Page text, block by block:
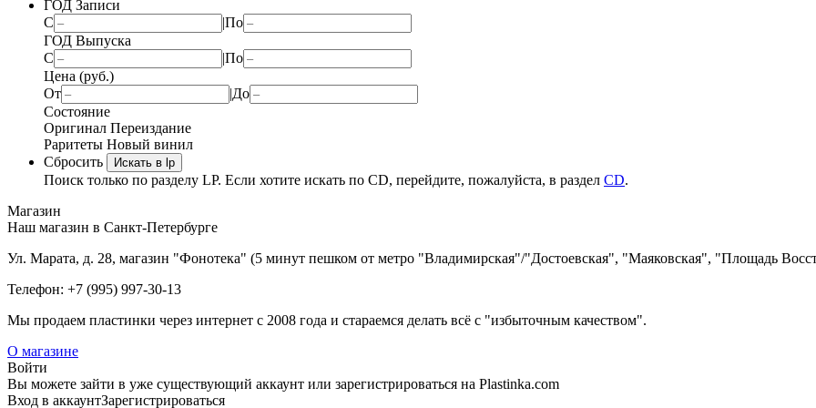
ГОД Записи
С
|По
ГОД Выпуска
С
|По
Цена (руб.)
От
|До
Состояние
Оригинал Переиздание
Раритеты Новый винил
Сбросить
Искать в lp
Поиск только по разделу LP. Если хотите искать по CD, перейдите, пожалуйста, в раздел CD.
Магазин
Наш магазин в Санкт-Петербурге
Ул. Марата, д. 28, магазин "Фонотека" (5 минут пешком от метро "Владимирская"/"Достоевская", "Маяковская", "Площадь
Телефон: +7 (995) 997-30-13
Мы продаем пластинки через интернет c 2008 года и стараемся делать всё с "избыточным качеством".
О магазине
Войти
Вы можете зайти в уже существующий аккаунт или зарегистрироваться на Plastinka.com
Вход в аккаунтЗарегистрироваться